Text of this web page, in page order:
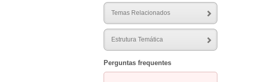
Lei Federal nº 12.805, de 2013. Institui a
Política Nacional de Integração Lavoura-
Pecuária-Floresta e altera a Lei nº
Lei Federal nº 14.475, de 2022. Institui a
Agricultura e Pecuária de Precisão para
recursos e insumos de produção, de
Temas Relacionados
Estrutura Temática
Perguntas frequentes